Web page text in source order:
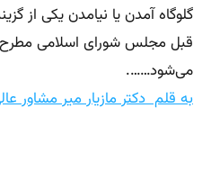
گلوگاه آمدن یا نیامدن یکی از
قبل مجلس شورای اسلامی
می‌شود…….
به قلم دکتر مازیار میر مشاور